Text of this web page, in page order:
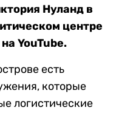
Нуланд в
центре
YouTube.
есть
которые
логистические